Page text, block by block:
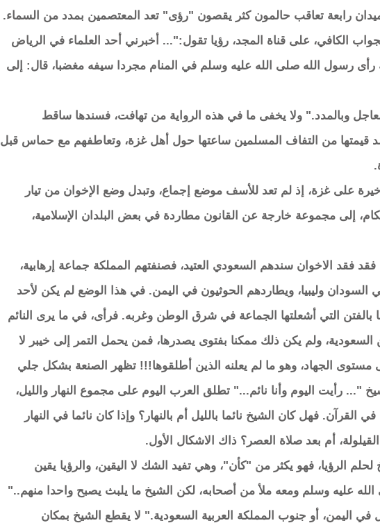
رابعة تعاقب حالمون كثر يقصون "رؤى" تعد المعتصمين بمدد من السماء.
الكافي، على قناة المجد، رؤيا تقول:"... أخبرني أحد العلماء في الرياض
رأى رسول الله صلى الله عليه وسلم في المنام مجردا سيفه مغضبا، قال: إلى
وبالمدد." ولا يخفى ما في هذه الرواية من تهافت، فسندها ساقط
قيمتها من التفاف المسلمين ساعتها حول أهل غزة، وتعاطفهم مع حماس قبل
على غزة، إذ لم تعد للأسف موضع إجماع، وتبدل وضع الإخوان من تيار
إلى مجموعة خارجة عن القانون مطاردة في بعض البلدان الإسلامية،
فقد الاخوان سندهم السعودي العتيد، فصنفتهم المملكة جماعة إرهابية،
وليبيا، ويطاردهم الحوثيون في اليمن. في هذا الوضع لم يكن لأحد
بالفتن التي أشعلتها الجماعة في شرق الوطن وغربه. فرأى، في ما يرى النائم
ولم يكن ذلك ممكنا بفتوى يصدرها، فمن يحمل التمر إلى خيبر لا
مستوى الجهاد، وهو ما لم يعلنه الذين أطلقوها!!! تظهر الصنعة بشكل جلي
"... رأيت اليوم وأنا نائم..." تطلق العرب اليوم على مجموع النهار والليل،
القرآن. فهل كان الشيخ نائما بالليل أم بالنهار؟ وإذا كان نائما في النهار
أم بعد صلاة العصر؟ ذاك الاشكال الأول.
الرؤيا، فهو يكثر من "كأن"، وهي تفيد الشك لا اليقين، والرؤيا يقين
عليه وسلم ومعه ملأ من أصحابه، لكن الشيخ ما يلبث يصبح واحدا منهم.."
اليمن، أو جنوب المملكة العربية السعودية." لا يقطع الشيخ بمكان